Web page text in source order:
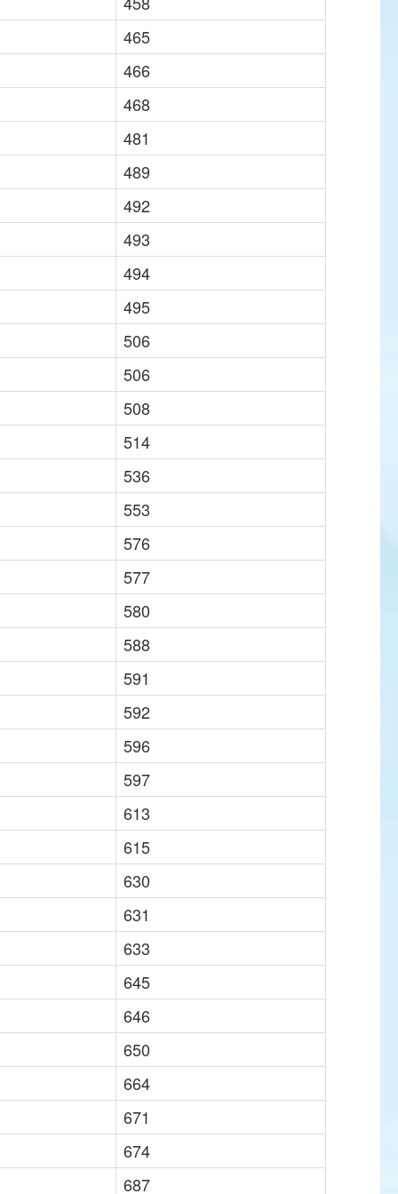
465
466
468
481
489
492
493
494
495
506
506
508
514
536
553
576
577
580
588
591
592
596
597
613
615
630
631
633
645
646
650
664
671
674
687